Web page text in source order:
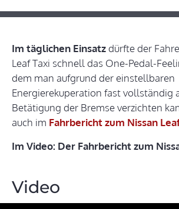
Im täglichen Einsatzdürfte der
Leaf Taxi schnell das One-Pedal-
dem man aufgrund der einstellbaren
Energierekuperation fast vollständig
Betätigung der Bremse verzichten
auch im Fahrbericht zum Nissan
Im Video: Der Fahrbericht zum
Video